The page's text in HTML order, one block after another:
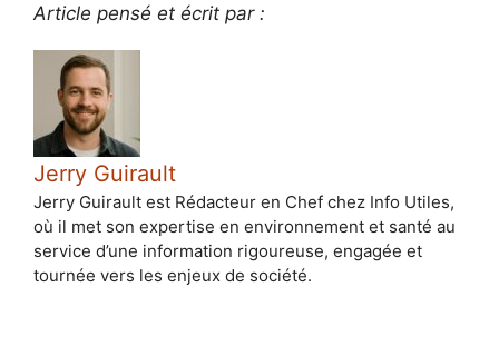
Article pensé et écrit par :
Jerry Guirault
Jerry Guirault est Rédacteur en Chef chez Info Utiles,
où il met son expertise en environnement et santé au
service d’une information rigoureuse, engagée et
tournée vers les enjeux de société.